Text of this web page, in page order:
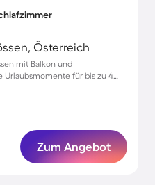
Österreich
mit Balkon und
Urlaubsmomente für bis zu 4
Zum Angebot